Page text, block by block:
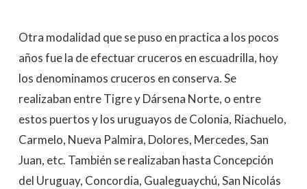
Otra modalidad que se puso en practica a los pocos
años fue la de efectuar cruceros en escuadrilla, hoy
los denominamos cruceros en conserva. Se
realizaban entre Tigre y Dársena Norte, o entre
estos puertos y los uruguayos de Colonia, Riachuelo,
Carmelo, Nueva Palmira, Dolores, Mercedes, San
Juan, etc. También se realizaban hasta Concepción
del Uruguay, Concordia, Gualeguaychú, San Nicolás